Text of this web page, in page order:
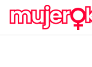
Saltar
contenido